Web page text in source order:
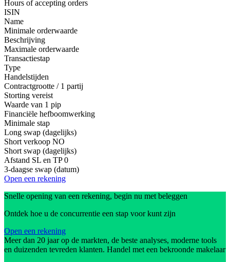
Hours of accepting orders
ISIN
Name
Minimale orderwaarde
Beschrijving
Maximale orderwaarde
Transactiestap
Type
Handelstijden
Contractgrootte / 1 partij
Storting vereist
Waarde van 1 pip
Financiële hefboomwerking
Minimale stap
Long swap (dagelijks)
Short verkoop NO
Short swap (dagelijks)
Afstand SL en TP 0
3-daagse swap (datum)
Open een rekening
Snelle opening van een rekening, begin nu met beleggen
Ontdek hoe u de concurrentie een stap voor kunt zijn
Open een rekening
Meer dan 20 jaar op de markten, de beste analyses, moderne tools
en duizenden tevreden klanten. Handel met een bekroonde makelaar